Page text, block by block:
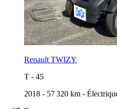
Renault TWIZY
T - 45
2018 - 57 320 km -